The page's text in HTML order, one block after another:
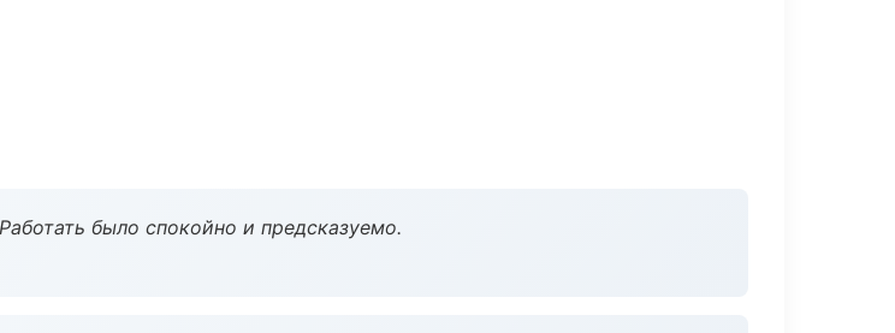
было спокойно и предсказуемо.